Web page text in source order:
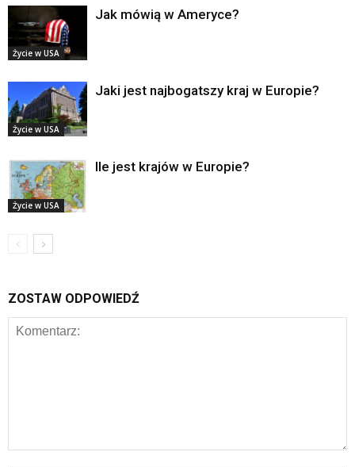
Życie w USA
Jak mówią w Ameryce?
Życie w USA
Jaki jest najbogatszy kraj w Europie?
Życie w USA
Ile jest krajów w Europie?
ZOSTAW ODPOWIEDŹ